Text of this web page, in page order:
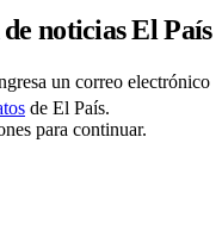
noticias El País
un correo electrónico
de El País.
para continuar.